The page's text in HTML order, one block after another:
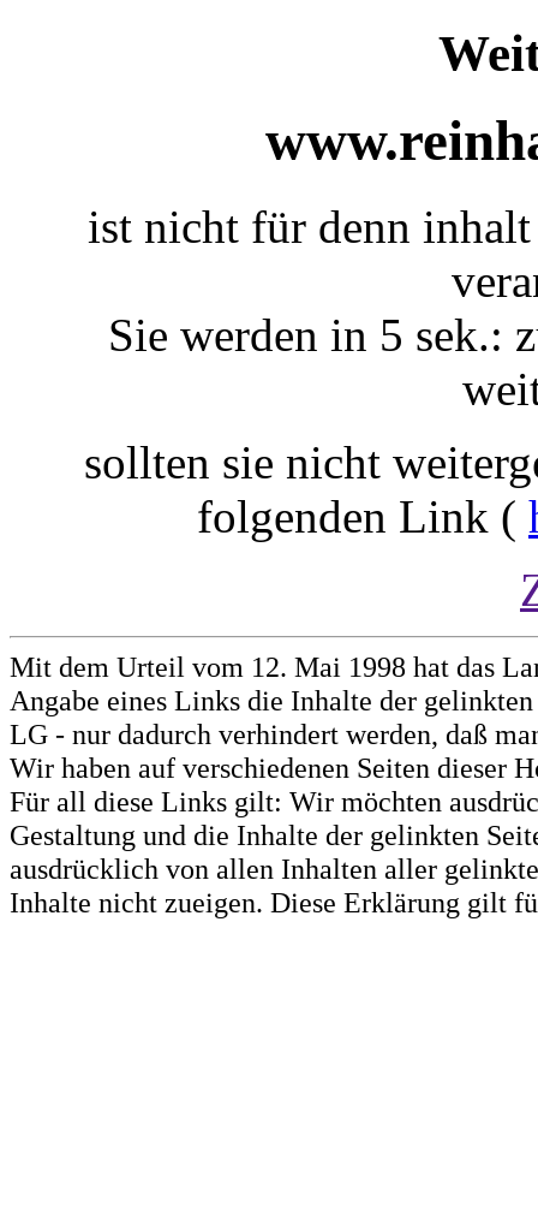
ist nicht für denn
Sie werden in 5 sek.:
sollten sie nicht
folgenden Link (
Mit dem Urteil vom 12. Mai 1998 hat das
Angabe eines Links die Inhalte der
LG - nur dadurch verhindert werden, daß
Wir haben auf verschiedenen Seiten dieser
Für all diese Links gilt: Wir möchten
Gestaltung und die Inhalte der gelinkten
ausdrücklich von allen Inhalten aller
Inhalte nicht zueigen. Diese Erklärung gilt